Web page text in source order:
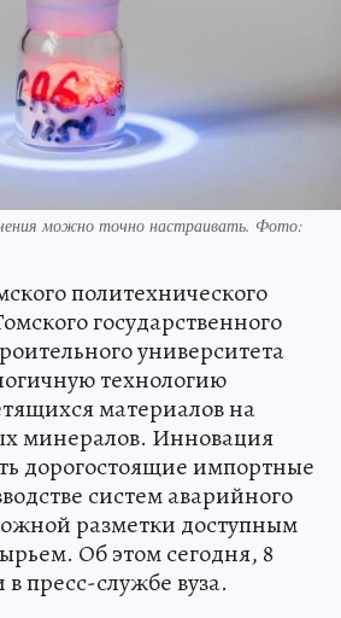
можно точно настраивать. Фото:
политехнического
государственного
университета
технологию
материалов на
минералов. Инновация
дорогостоящие импортные
систем аварийного
разметки доступным
Об этом сегодня, 8
пресс-службе вуза.